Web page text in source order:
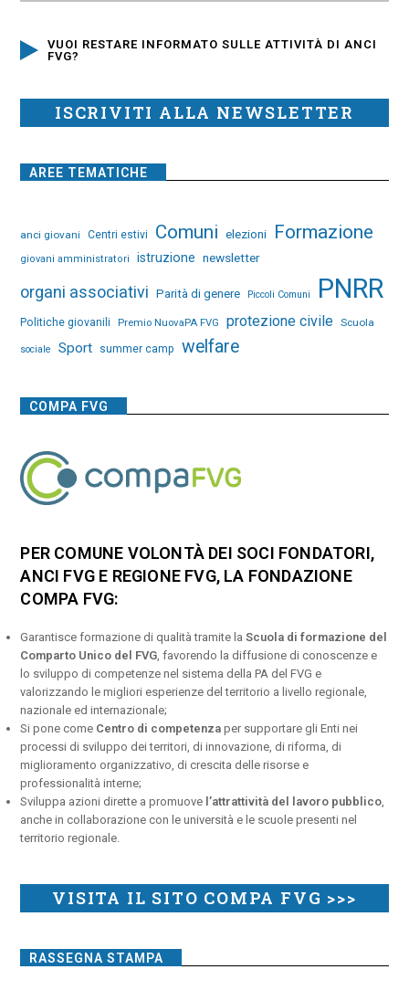
VUOI RESTARE INFORMATO SULLE ATTIVITÀ DI ANCI
FVG?
ISCRIVITI ALLA NEWSLETTER
AREE TEMATICHE
anci giovani Centri estivi Comuni elezioni Formazione
giovani amministratori istruzione newsletter
organi associativi Parità di genere Piccoli Comuni PNRR
Politiche giovanili Premio NuovaPA FVG protezione civile Scuola
sociale Sport summer camp welfare
COMPA FVG
PER COMUNE VOLONTÀ DEI SOCI FONDATORI,
ANCI FVG E REGIONE FVG, LA FONDAZIONE
COMPA FVG:
Garantisce formazione di qualità tramite laScuola di formazione del
Comparto Unico del FVG , favorendo la diffusione di conoscenze e
lo sviluppo di competenze nel sistema della PA del FVG e
valorizzando le migliori esperienze del territorio a livello regionale,
nazionale ed internazionale;
Si pone come Centro di competenza per supportare gli Enti nei
processi di sviluppo dei territori, di innovazione, di riforma, di
miglioramento organizzativo, di crescita delle risorse e
professionalità interne;
Sviluppa azioni dirette a promuove l’attrattività del lavoro pubblico
anche in collaborazione con le università e le scuole presenti nel
territorio regionale.
VISITA IL SITO COMPA FVG >>>
RASSEGNA STAMPA